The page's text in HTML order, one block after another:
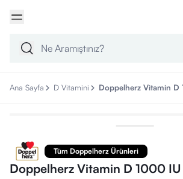
Ana Sayfa D Vitamini Doppelherz Vitamin D
Tüm Doppelherz Ürünleri
Doppelherz Vitamin D 1000